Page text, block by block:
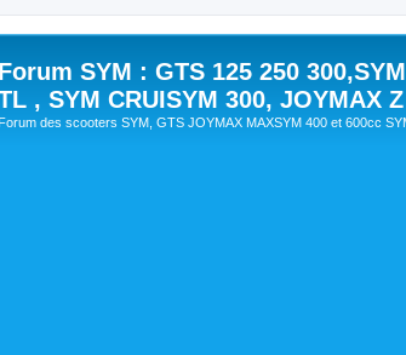
Forum SYM : GTS 125 250
, SYM CRUISYM 300, JOYMAX Z
Forum des scooters SYM, GTS JOYMAX MAXSYM 400 et 600cc